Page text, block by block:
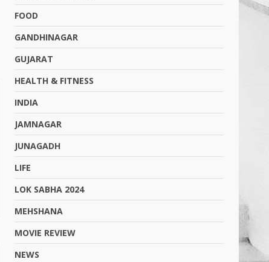
FOOD
GANDHINAGAR
GUJARAT
HEALTH & FITNESS
INDIA
JAMNAGAR
JUNAGADH
LIFE
LOK SABHA 2024
MEHSHANA
MOVIE REVIEW
NEWS